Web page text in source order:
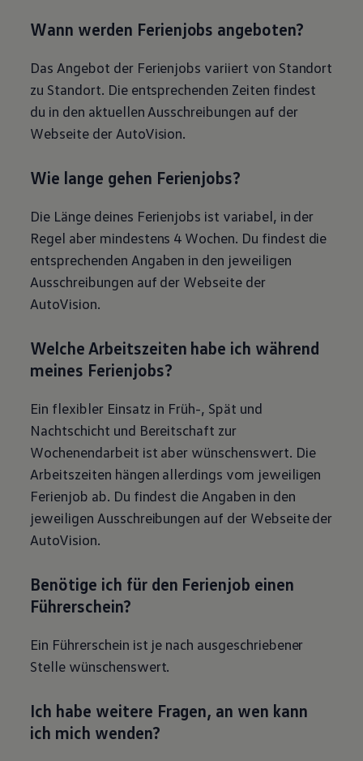
Wann werden Ferienjobs angeboten?
Das Angebot der Ferienjobs variiert von Standort
zu Standort. Die entsprechenden Zeiten findest
du in den aktuellen Ausschreibungen auf der
Webseite der AutoVision.
Wie lange gehen Ferienjobs?
Die Länge deines Ferienjobs ist variabel, in der
Regel aber mindestens 4 Wochen. Du findest die
entsprechenden Angaben in den jeweiligen
Ausschreibungen auf der Webseite der
AutoVision.
Welche Arbeitszeiten habe ich während
meines Ferienjobs?
Ein flexibler Einsatz in Früh-, Spät und
Nachtschicht und Bereitschaft zur
Wochenendarbeit ist aber wünschenswert. Die
Arbeitszeiten hängen allerdings vom jeweiligen
Ferienjob ab. Du findest die Angaben in den
jeweiligen Ausschreibungen auf der Webseite der
AutoVision.
Benötige ich für den Ferienjob einen
Führerschein?
Ein Führerschein ist je nach ausgeschriebener
Stelle wünschenswert.
Ich habe weitere Fragen, an wen kann
ich mich wenden?